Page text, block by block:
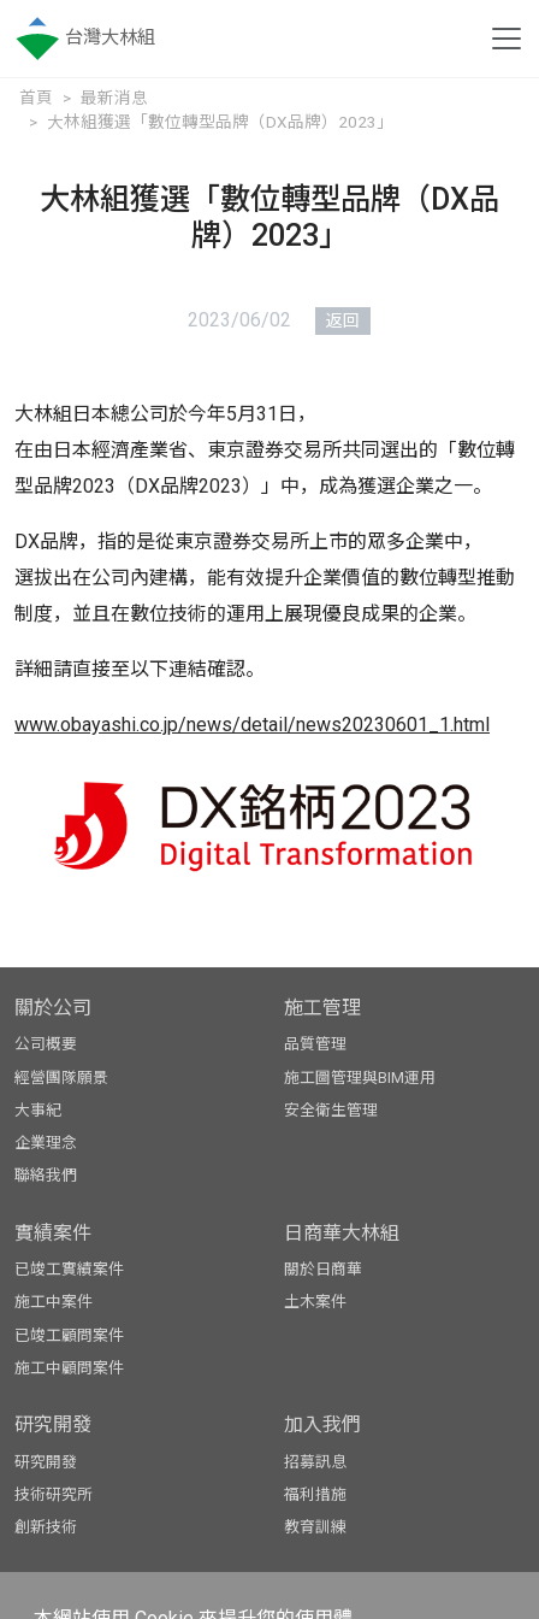
台灣大林組
首頁
最新消息
大林組獲選「數位轉型品牌（DX品牌）2023」
大林組獲選「數位轉型品牌（DX品
牌）2023」
2023/06/02 返回
大林組日本總公司於今年5月31日，
在由日本經濟產業省、東京證券交易所共同選出的「數位轉
型品牌2023（DX品牌2023）」中，成為獲選企業之一。
DX品牌，指的是從東京證券交易所上市的眾多企業中，
選拔出在公司內建構，能有效提升企業價值的數位轉型推動
制度，並且在數位技術的運用上展現優良成果的企業。
詳細請直接至以下連結確認。
www.obayashi.co.jp/news/detail/news20230601_1.html
關於公司
公司概要
經營團隊願景
大事紀
企業理念
聯絡我們
施工管理
品質管理
施工圖管理與BIM運用
安全衛生管理
實績案件
已竣工實績案件
施工中案件
已竣工顧問案件
施工中顧問案件
日商華大林組
關於日商華
土木案件
研究開發
研究開發
技術研究所
創新技術
加入我們
招募訊息
福利措施
教育訓練